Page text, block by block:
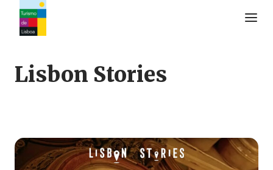
Lisbon Stories